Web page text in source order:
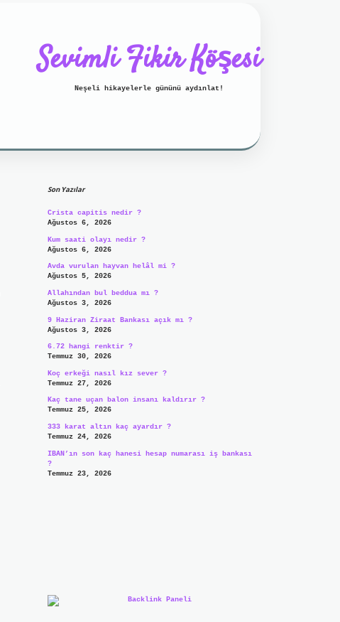
Sevimli Fikir Köşesi
Neşeli hikayelerle gününü aydınlat!
Son Yazılar
Crista capitis nedir ?
Ağustos 6, 2026
Kum saati olayı nedir ?
Ağustos 6, 2026
Avda vurulan hayvan helâl mi ?
Ağustos 5, 2026
Allahından bul beddua mı ?
Ağustos 3, 2026
9 Haziran Ziraat Bankası açık mı ?
Ağustos 3, 2026
6.72 hangi renktir ?
Temmuz 30, 2026
Koç erkeği nasıl kız sever ?
Temmuz 27, 2026
Kaç tane uçan balon insanı kaldırır ?
Temmuz 25, 2026
333 karat altın kaç ayardır ?
Temmuz 24, 2026
IBAN’ın son kaç hanesi hesap numarası iş bankası
?
Temmuz 23, 2026